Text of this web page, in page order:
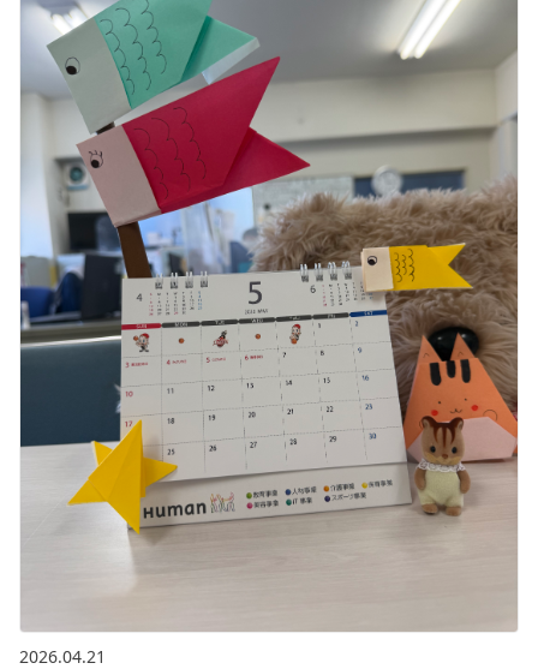
2026.04.21